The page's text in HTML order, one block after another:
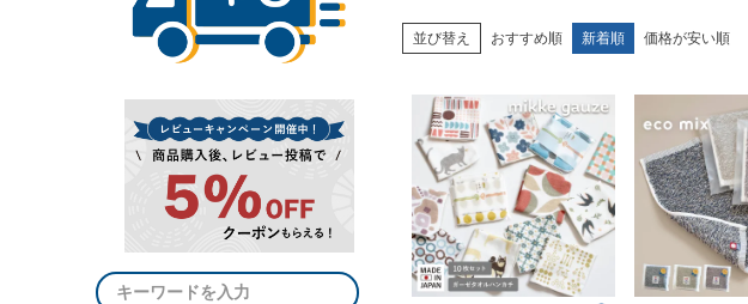
並び替え おすすめ順 新着順 価格が安い順